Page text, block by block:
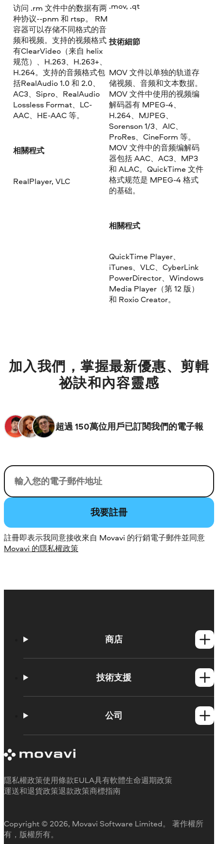
访问 .rm 文件中的数据有两
种协议--pnm 和 rtsp。 RM
容器可以存储不同格式的音
频和视频。支持的视频格式
有ClearVideo（来自 helix
规范）、H.263、H.263+、
H.264。支持的音频格式包
括RealAudio 1.0 和 2.0、
AC3、Sipro、RealAudio
Lossless Format、LC-
AAC、HE-AAC 等。
相關程式
RealPlayer, VLC
.mov, .qt
技術細節
MOV 文件以单独的轨道存
储视频、音频和文本数据。
MOV 文件中使用的视频编
解码器有 MPEG-4、
H.264、MJPEG、
Sorenson 1/3、AIC、
ProRes、CineForm 等。
MOV 文件中的音频编解码
器包括 AAC、AC3、MP3
和 ALAC。QuickTime 文件
格式规范是 MPEG-4 格式
的基础。
相關程式
QuickTime Player、
iTunes、VLC、CyberLink
PowerDirector、Windows
Media Player（第 12 版）
和 Roxio Creator。
加入我們，掌握最新優惠、剪輯
祕訣和內容靈感
超過 150萬位用戶已訂閱我們的電子報
您的電子郵件
我要註冊
註冊即表示我同意接收來自 Movavi 的行銷電子郵件並同意
Movavi 的隱私權政策
商店
Mac產品
技術支援
學習平台
取消訂閱
退款
公司
客戶評價
為何要選擇我們
工作用
Copyright © 2026, Movavi Software Limited。 著作權所
有，版權所有。
隱私權政策使用條款EULA具有軟體生命週期政策
運送和退貨政策退款政策商標指南